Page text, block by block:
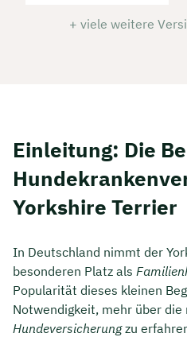
+ viele weitere
Einleitung: Die
Yorkshire Terrier
In Deutschland nimmt der
besonderen Platz als
Popularität dieses kleinen
Notwendigkeit, mehr über die
Hundeversicherungzu